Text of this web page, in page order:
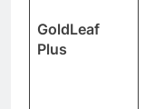
GoldLeaf
Plus